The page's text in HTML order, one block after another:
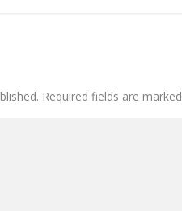
Required fields are marked